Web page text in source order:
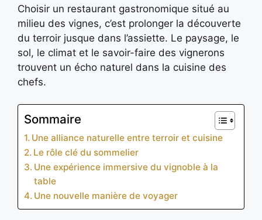
Choisir un restaurant gastronomique situé au
milieu des vignes, c’est prolonger la découverte
du terroir jusque dans l’assiette. Le paysage, le
sol, le climat et le savoir-faire des vignerons
trouvent un écho naturel dans la cuisine des
chefs.
Sommaire
Une alliance naturelle entre terroir et cuisine
Le rôle clé du sommelier
Une expérience immersive du vignoble à la
table
Une nouvelle manière de voyager